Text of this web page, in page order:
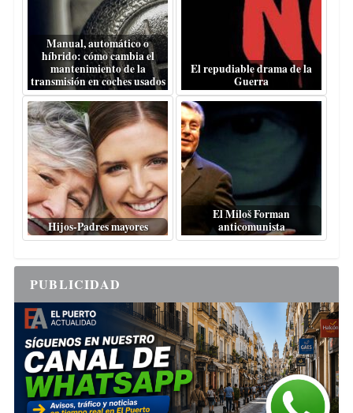
Manual, automático o
híbrido: cómo cambia el
mantenimiento de la
transmisión en coches usados
El repudiable drama de la
Guerra
Hijos-Padres mayores
El Miloš Forman
anticomunista
PUBLICIDAD